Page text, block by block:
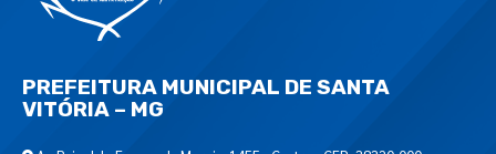
PREFEITURA MUNICIPAL DE SANTA
VITÓRIA – MG